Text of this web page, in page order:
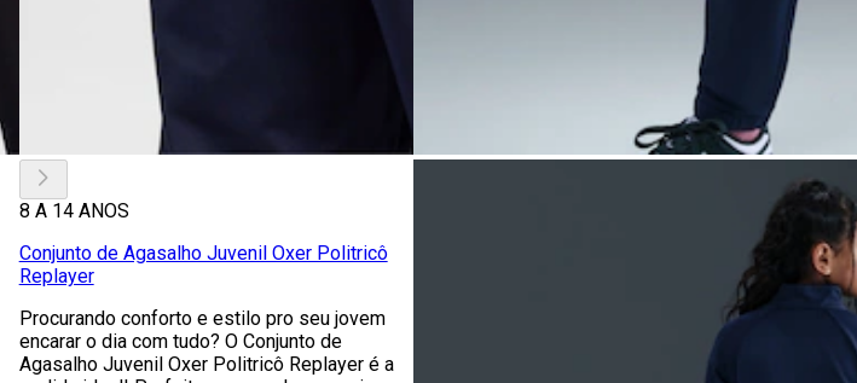
8 A 14 ANOS
Conjunto de Agasalho Juvenil Oxer Politricô
Replayer
Procurando conforto e estilo pro seu jovem
encarar o dia com tudo? O Conjunto de
Agasalho Juvenil Oxer Politricô Replayer é a